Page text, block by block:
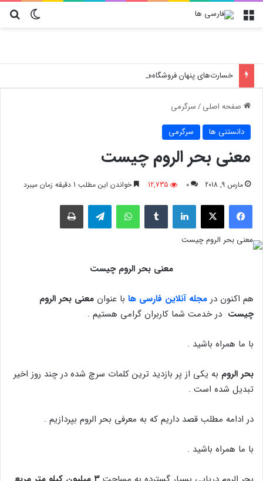
تغییر منو
خسارت‌های پنهان فروشگاه‌ها؛ چرا انتخاب کارتن پستی حیاتی است؟
صفحه اصلی/سرگرمی
دانستنی ها سرگرمی
معنی بحر الروم چیست
مارس 9, 2018 0
12,735 خواندن این مطلب 1 دقیقه زمان میبرد
فیسبوک لینکدین واتس آپ
معنی بحر الروم چیست
هم اکنون در مجله آنلاین فارسی ها با عنوان معنی بحر الروم
چیست در خدمت شما کاربران گرامی هستیم .
با ما همراه باشید .
بحر الروم به یکی از پر بازدید ترین کلمات سرچ شده در چند روز اخیر
تبدیل شده است .
در ادامه مطلب قصد داریم که به معرفی بحر الروم بپردازیم .
با ما همراه باشید .